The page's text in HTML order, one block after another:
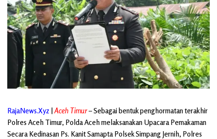
RajaNews.Xyz |Aceh Timur– Sebagai bentuk penghormatan terakhir
Polres Aceh Timur, Polda Aceh melaksanakan Upacara Pemakaman
Secara Kedinasan Ps. Kanit Samapta Polsek Simpang Jernih, Polres